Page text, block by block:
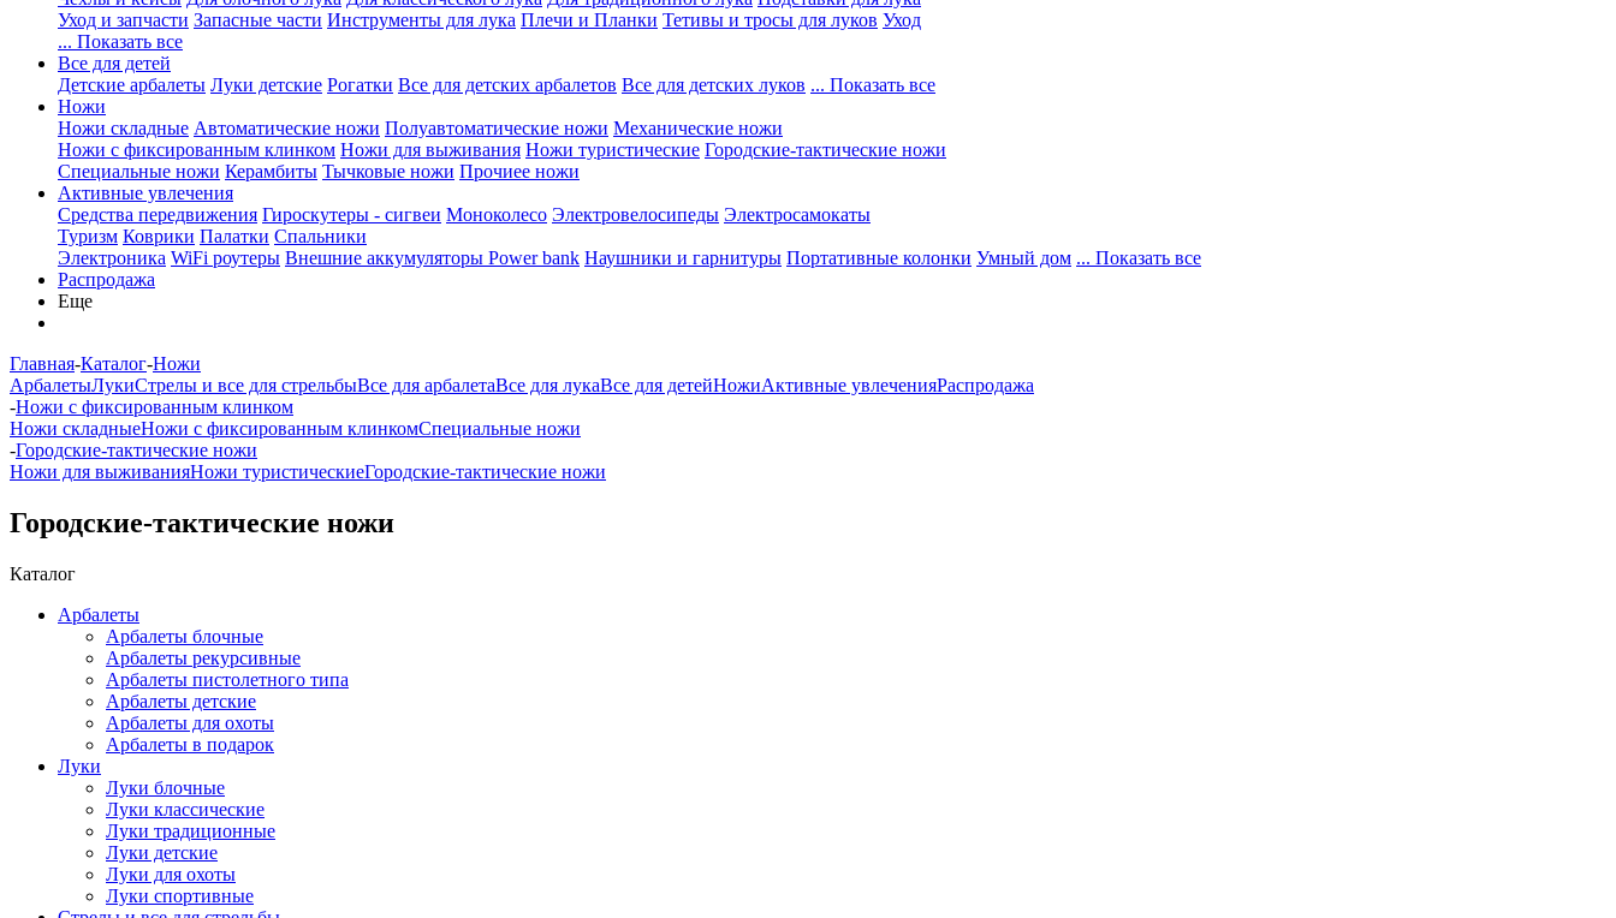
Уход и запчасти Запасные части Инструменты для лука Плечи и Планки Тетивы и тросы для луков Уход
... Показать все
Все для детей
Детские арбалеты Луки детские Рогатки Все для детских арбалетов Все для детских луков ... Показать все
Ножи
Ножи складные Автоматические ножи Полуавтоматические ножи Механические ножи
Ножи с фиксированным клинком Ножи для выживания Ножи туристические Городские-тактические ножи
Специальные ножи Керамбиты Тычковые ножи Прочиее ножи
Активные увлечения
Средства передвижения Гироскутеры - сигвеи Моноколесо Электровелосипеды Электросамокаты
Туризм Коврики Палатки Спальники
Электроника WiFi роутеры Внешние аккумуляторы Power bank Наушники и гарнитуры Портативные колонки Умный дом ... Показать все
Распродажа
Еще
Главная-Каталог-Ножи
АрбалетыЛукиСтрелы и все для стрельбыВсе для арбалетаВсе для лукаВсе для детейНожиАктивные увлеченияРаспродажа
-Ножи с фиксированным клинком
Ножи складныеНожи с фиксированным клинкомСпециальные ножи
-Городские-тактические ножи
Ножи для выживанияНожи туристическиеГородские-тактические ножи
Городские-тактические ножи
Каталог
Арбалеты
Арбалеты блочные
Арбалеты рекурсивные
Арбалеты пистолетного типа
Арбалеты детские
Арбалеты для охоты
Арбалеты в подарок
Луки
Луки блочные
Луки классические
Луки традиционные
Луки детские
Луки для охоты
Луки спортивные